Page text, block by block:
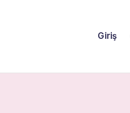
Giriş